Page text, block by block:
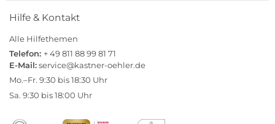
Hilfe & Kontakt
Alle Hilfethemen
Telefon: + 49 811 88 99 81 71
E-Mail:service@kastner-oehler.de
Mo.–Fr. 9:30 bis 18:30 Uhr
Sa. 9:30 bis 18:00 Uhr